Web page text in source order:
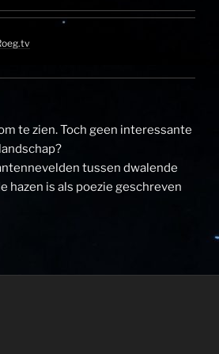
te zien. Toch geen interessante
tussen dwalende
hazen is als poezie geschreven